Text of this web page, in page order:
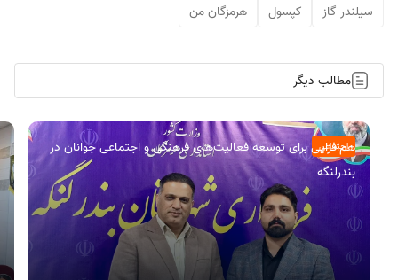
سیلندر گاز کپسول هرمزگان من
مطالب دیگر
اجتماعی
هم‌افزایی برای توسعه فعالیت‌های فرهنگی و اجتماعی جوانان در
بندرلنگه